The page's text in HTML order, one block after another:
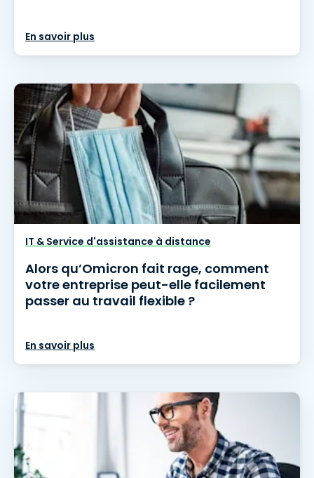
En savoir plus
IT & Service d'assistance à distance
Alors qu’Omicron fait rage, comment
votre entreprise peut-elle facilement
passer au travail flexible ?
En savoir plus